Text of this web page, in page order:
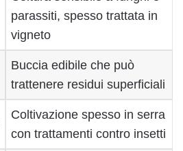
parassiti, spesso trattata in
vigneto
Buccia edibile che può
trattenere residui superficiali
Coltivazione spesso in serra
con trattamenti contro insetti